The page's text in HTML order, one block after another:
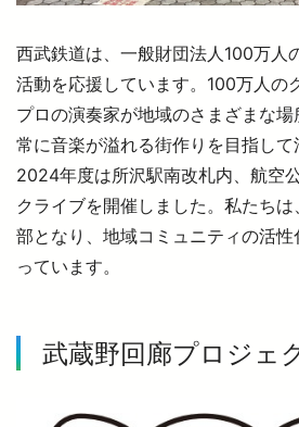
西武鉄道は、一般財団法人100万人
活動を応援しています。100万人の
プロの演奏家が地域のさまざまな
常に音楽が溢れる街作りを目指して
2024年度は所沢駅南改札内、航空
クライブを開催しました。私たち
部となり、地域コミュニティの活
っています。
武蔵野回廊プロジェ